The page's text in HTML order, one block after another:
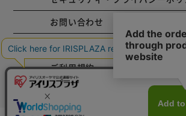
お問い合わせ
ご利用方法
ご利用規約
コーポレートサイト